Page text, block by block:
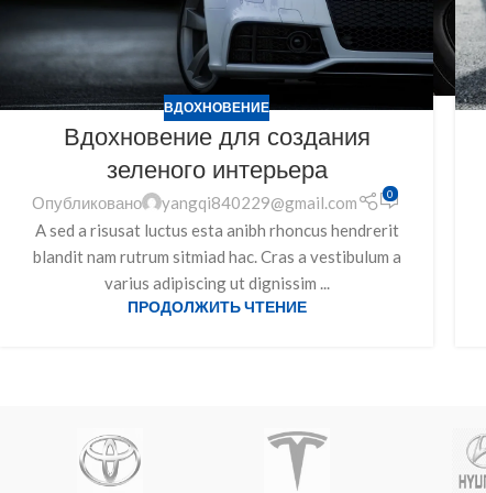
ВДОХНОВЕНИЕ
Вдохновение для создания
зеленого интерьера
Опубликовано yangqi840229@gmail.com 0
A sed a risusat luctus esta anibh rhoncus hendrerit
blandit nam rutrum sitmiad hac. Cras a vestibulum a
varius adipiscing ut dignissim ...
ПРОДОЛЖИТЬ ЧТЕНИЕ